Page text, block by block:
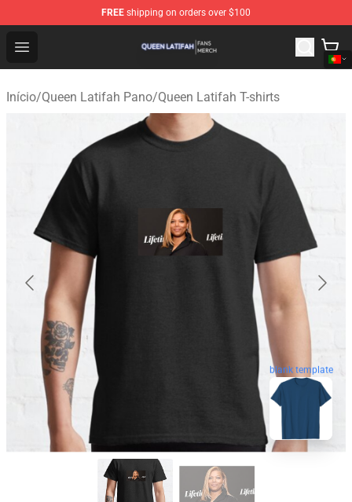
FREE shipping on orders over $100
Open menu
Queen Latifah Shop - Official Queen Latifah
Início/Queen Latifah Pano/Queen Latifah T-shirts
blank template